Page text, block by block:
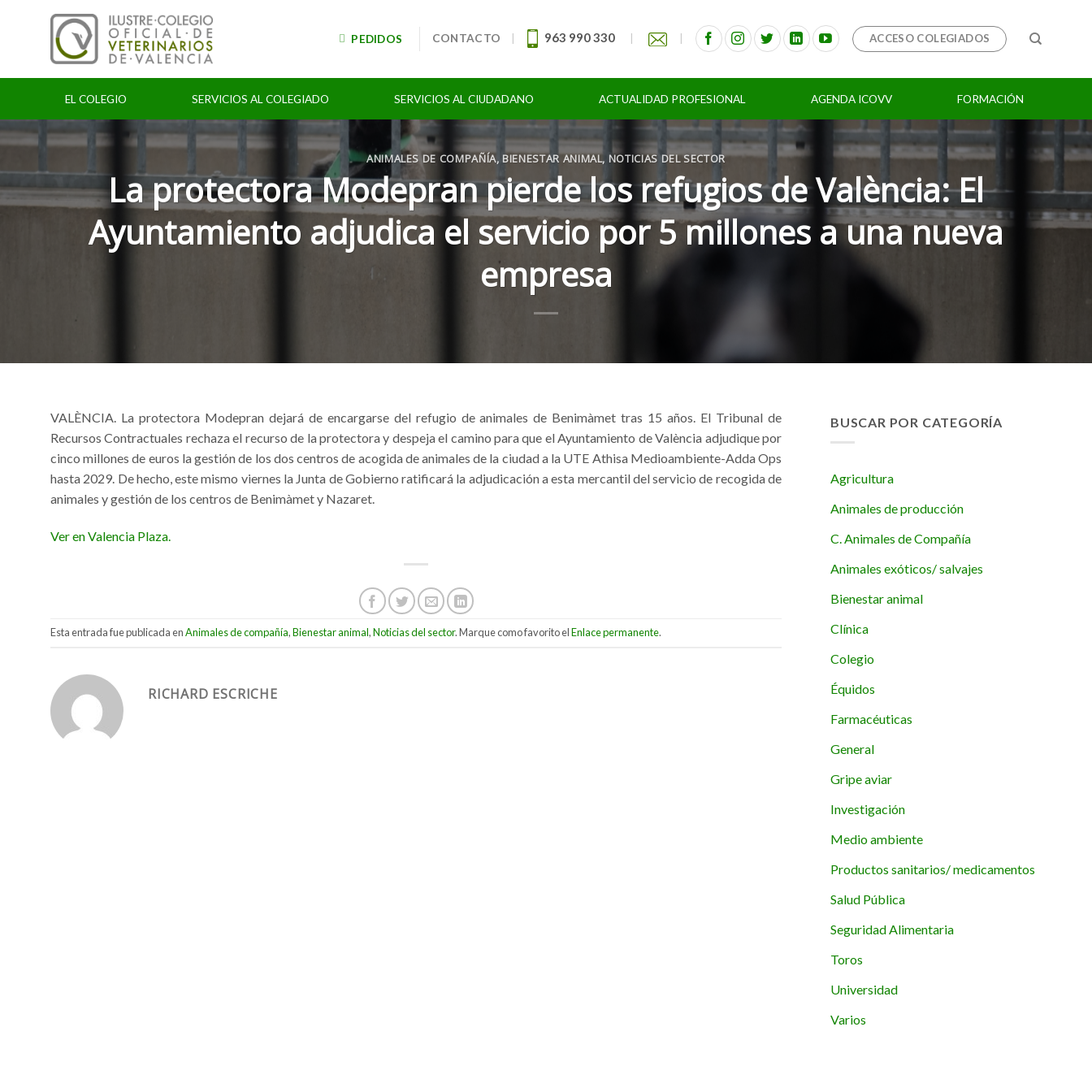
PEDIDOS CONTACTO | 963 990 330 | | ACCESO COLEGIADOS
EL COLEGIO SERVICIOS AL COLEGIADO SERVICIOS AL CIUDADANO ACTUALIDAD PROFESIONAL AGENDA ICOVV FORMACIÓN
ANIMALES DE COMPAÑÍA, BIENESTAR ANIMAL, NOTICIAS DEL SECTOR
La protectora Modepran pierde los refugios de València: El
Ayuntamiento adjudica el servicio por 5 millones a una nueva
empresa
VALÈNCIA. La protectora Modepran dejará de encargarse del refugio de animales de Benimàmet tras 15 años. El Tribunal de
Recursos Contractuales rechaza el recurso de la protectora y despeja el camino para que el Ayuntamiento de València adjudique por
cinco millones de euros la gestión de los dos centros de acogida de animales de la ciudad a la UTE Athisa Medioambiente-Adda Ops
hasta 2029. De hecho, este mismo viernes la Junta de Gobierno ratificará la adjudicación a esta mercantil del servicio de recogida de
animales y gestión de los centros de Benimàmet y Nazaret.
Ver en Valencia Plaza.
Esta entrada fue publicada enAnimales de compañía,Bienestar animal,Noticias del sector. Marque como favorito elEnlace permanente.
RICHARD ESCRICHE
BUSCAR POR CATEGORÍA
Agricultura
Animales de producción
C. Animales de Compañía
Animales exóticos/ salvajes
Bienestar animal
Clínica
Colegio
Équidos
Farmacéuticas
General
Gripe aviar
Investigación
Medio ambiente
Productos sanitarios/ medicamentos
Salud Pública
Seguridad Alimentaria
Toros
Universidad
Varios